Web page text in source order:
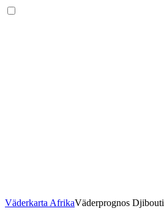
Väderkarta AfrikaVäderprognos Djibouti